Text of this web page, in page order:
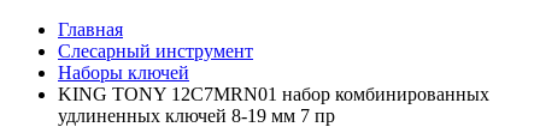
Главная
Слесарный инструмент
Наборы ключей
KING TONY 12C7MRN01 набор комбинированных
удлиненных ключей 8-19 мм 7 пр